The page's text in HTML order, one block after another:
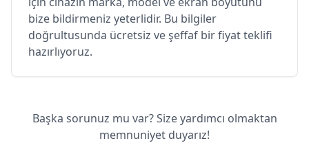
bize bildirmeniz yeterlidir. Bu bilgiler
doğrultusunda ücretsiz ve şeffaf bir fiyat teklifi
hazırlıyoruz.
Başka sorunuz mu var? Size yardımcı olmaktan
memnuniyet duyarız!